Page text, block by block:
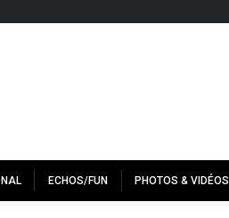
ECHOS/FUN PHOTOS & VIDÉOS